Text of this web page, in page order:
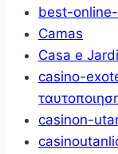
best-
Camas
Casa e
casino-
casinon-